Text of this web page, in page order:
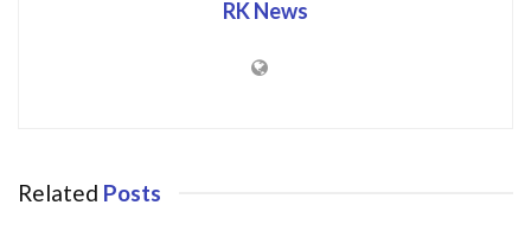
RK News
Related Posts